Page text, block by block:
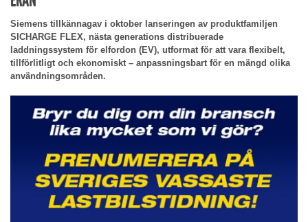
Siemens tillkännagav i oktober lanseringen av produktfamiljen
SICHARGE FLEX, nästa generations distribuerade
laddningssystem för elfordon (EV), utformat för att vara flexibelt,
tillförlitligt och ekonomiskt – anpassningsbart för en mängd olika
användningsområden.